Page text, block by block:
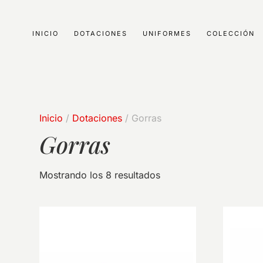
INICIO DOTACIONES UNIFORMES COLECCIÓN
Inicio / Dotaciones / Gorras
Gorras
Mostrando los 8 resultados